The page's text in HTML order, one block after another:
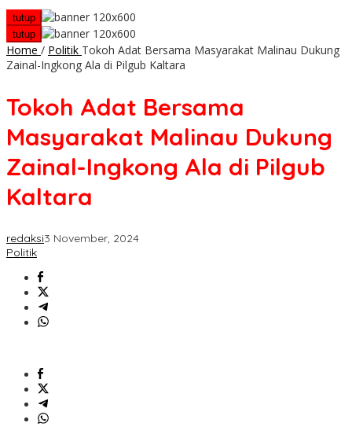
tutup
tutup
Home / Politik Tokoh Adat Bersama Masyarakat Malinau Dukung
Zainal-Ingkong Ala di Pilgub Kaltara
Tokoh Adat Bersama
Masyarakat Malinau Dukung
Zainal-Ingkong Ala di Pilgub
Kaltara
redaksi3 November, 2024
Politik